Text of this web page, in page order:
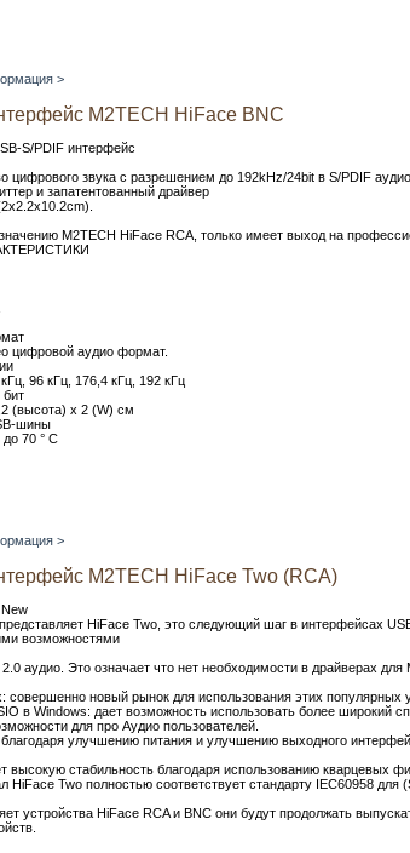
>
M2TECH HiFace BNC
S/PDIF интерфейс
цифрового звука с разрешением до 192kHz/24bit в S/PDIF
и запатентованный драйвер
M2TECH HiFace RCA, только имеет выход на
цифровой аудио формат.
96 кГц, 176,4 кГц, 192 кГц
(высота) х 2 (W) см
шины
70 ° C
>
M2TECH HiFace Two (RCA)
HiFace Two, это следующий шаг в интерфейсах
возможностями
аудио. Это означает что нет необходимости в драйверах
новый рынок для использования этих популярных
в Windows: дает возможность использовать более широкий
для про Аудио пользователей.
улучшению питания и улучшению выходного
высокую стабильность благодаря использованию
HiFace Two полностью соответствует стандарту IEC60958 для
устройства HiFace RCA и BNC они будут продолжать